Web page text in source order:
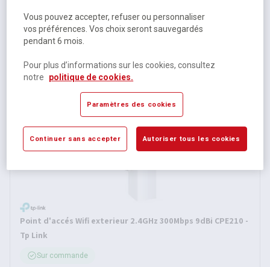
Tp Link
Sur commande
61,25 € HT
73,50 € TTC
Point d'accés Wifi exterieur 2.4GHz 300Mbps 9dBi CPE210 -
Tp Link
Sur commande
Vous pouvez accepter, refuser ou personnaliser
vos préférences. Vos choix seront sauvegardés
pendant 6 mois.
Pour plus d’informations sur les cookies, consultez
notre
politique de cookies.
Paramètres des cookies
Continuer sans accepter Autoriser tous les cookies